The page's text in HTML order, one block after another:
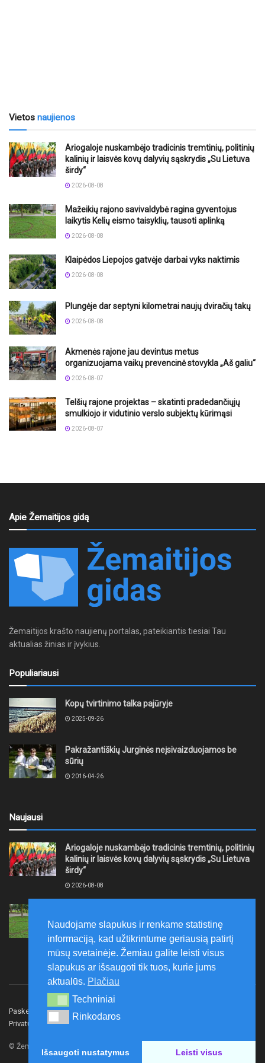
Vietos naujienos
Ariogaloje nuskambėjo tradicinis tremtinių, politinių
kalinių ir laisvės kovų dalyvių sąskrydis „Su Lietuva
širdy“
2026-08-08
Mažeikių rajono savivaldybė ragina gyventojus
laikytis Kelių eismo taisyklių, tausoti aplinką
2026-08-08
Klaipėdos Liepojos gatvėje darbai vyks naktimis
2026-08-08
Plungėje dar septyni kilometrai naujų dviračių takų
2026-08-08
Akmenės rajone jau devintus metus
organizuojama vaikų prevencinė stovykla „Aš galiu“
2026-08-07
Telšių rajone projektas – skatinti pradedančiųjų
smulkiojo ir vidutinio verslo subjektų kūrimąsi
2026-08-07
Apie Žemaitijos gidą
Žemaitijos krašto naujienų portalas, pateikiantis tiesiai Tau
aktualias žinias ir įvykius.
Populiariausi
Kopų tvirtinimo talka pajūryje
2025-09-26
Pakražantiškių Jurginės neįsivaizduojamos be
sūrių
2016-04-26
Naujausi
Ariogaloje nuskambėjo tradicinis tremtinių, politinių
kalinių ir laisvės kovų dalyvių sąskrydis „Su Lietuva
širdy“
2026-08-08
laikytis Kelių eismo taisyklių, tausoti aplinką
2026-08-08
Paskelbk naujieną Rašyti redakcijai
Privatumo politika
© Žemaitijos gidas.
Naudojame slapukus ir renkame statistinę
informaciją, kad užtikrintume geriausią patirtį
mūsų svetainėje. Žemiau galite leisti visus
slapukus ar išsaugoti tik tuos, kurie jums
aktualūs. Plačiau
Techniniai
Techniniai
Rinkodaros
Rinkodaros
Išsaugoti nustatymus Leisti visus